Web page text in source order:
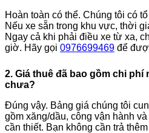
Hoàn toàn có thể. Chúng tôi có
Nếu xe sẵn trong khu vực, thời
Ngay cả khi phải điều xe từ xa,
giờ. Hãy gọi 0976699469 để
2. Giá thuê đã bao gồm chi
chưa?
Đúng vậy. Bảng giá chúng tôi
gồm xăng/dầu, công vận hành
cần thiết. Bạn không cần trả